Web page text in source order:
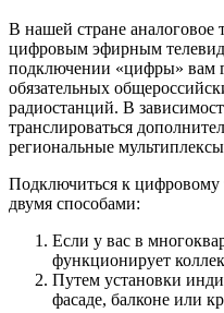
В нашей стране аналоговое
цифровым эфирным
подключении «цифры» вам
обязательных
радиостанций. В
транслироваться
региональные
Подключиться к
двумя способами:
Если у вас в
функционирует
Путем установки
фасаде, балконе или